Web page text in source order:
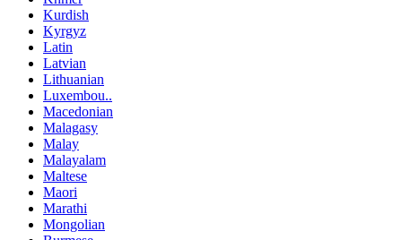
Kurdish
Kyrgyz
Latin
Latvian
Lithuanian
Luxembou..
Macedonian
Malagasy
Malay
Malayalam
Maltese
Maori
Marathi
Mongolian